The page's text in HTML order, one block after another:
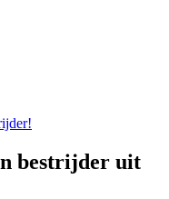
bestrijder uit